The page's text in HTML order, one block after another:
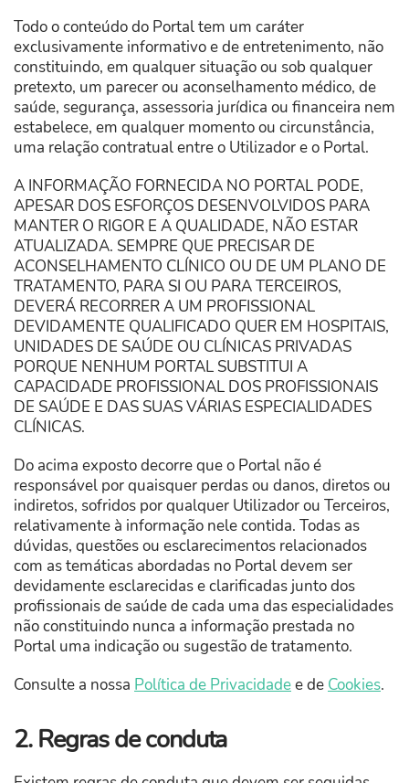
Todo o conteúdo do Portal tem um caráter
exclusivamente informativo e de entretenimento, não
constituindo, em qualquer situação ou sob qualquer
pretexto, um parecer ou aconselhamento médico, de
saúde, segurança, assessoria jurídica ou financeira nem
estabelece, em qualquer momento ou circunstância,
uma relação contratual entre o Utilizador e o Portal.
A INFORMAÇÃO FORNECIDA NO PORTAL PODE,
APESAR DOS ESFORÇOS DESENVOLVIDOS PARA
MANTER O RIGOR E A QUALIDADE, NÃO ESTAR
ATUALIZADA. SEMPRE QUE PRECISAR DE
ACONSELHAMENTO CLÍNICO OU DE UM PLANO DE
TRATAMENTO, PARA SI OU PARA TERCEIROS,
DEVERÁ RECORRER A UM PROFISSIONAL
DEVIDAMENTE QUALIFICADO QUER EM HOSPITAIS,
UNIDADES DE SAÚDE OU CLÍNICAS PRIVADAS
PORQUE NENHUM PORTAL SUBSTITUI A
CAPACIDADE PROFISSIONAL DOS PROFISSIONAIS
DE SAÚDE E DAS SUAS VÁRIAS ESPECIALIDADES
CLÍNICAS.
Do acima exposto decorre que o Portal não é
responsável por quaisquer perdas ou danos, diretos ou
indiretos, sofridos por qualquer Utilizador ou Terceiros,
relativamente à informação nele contida. Todas as
dúvidas, questões ou esclarecimentos relacionados
com as temáticas abordadas no Portal devem ser
devidamente esclarecidas e clarificadas junto dos
profissionais de saúde de cada uma das especialidades
não constituindo nunca a informação prestada no
Portal uma indicação ou sugestão de tratamento.
Consulte a nossa Política de Privacidadee de Cookies.
2. Regras de conduta